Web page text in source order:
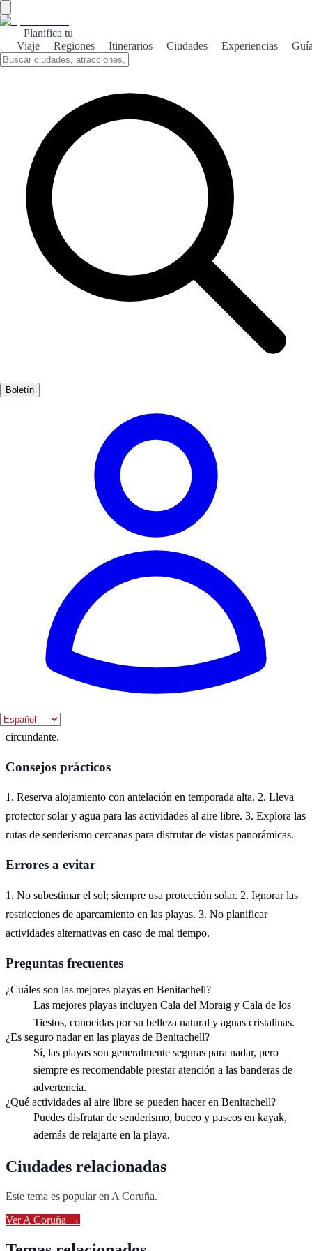
Planifica tu
Viaje
Regiones Itinerarios Ciudades Experiencias
Boletín
Descubre la belleza costera de Benitachell, donde playas de aguas
cristalinas y naturaleza exuberante te esperan para una experiencia
inolvidable.
Sobre el tema
Benitachell, un encantador pueblo en la Costa Blanca, es famoso
por sus impresionantes acantilados y playas de ensueño. Entre sus
joyas, la cala del Moraig destaca por su belleza natural y aguas
turquesas, perfectas para nadar y practicar snorkel. La naturaleza en
Benitachell es un regalo para los sentidos. Sus senderos ofrecen
vistas panorámicas del Mediterráneo y la oportunidad de explorar la
flora y fauna local. Pasear por estos caminos es una experiencia
revitalizante que conecta al visitante con la esencia del lugar.
mediterráneas que complementan perfectamente un día de sol y mar,
haciendo de cada visita una experiencia completa.
Muy Popular Medio
La mejor época para visitar Benitachell es durante los meses de
verano, cuando las temperaturas son cálidas y las playas están en su
mejor momento. Sin embargo, la primavera también ofrece un clima
agradable y menos aglomeraciones.
Dónde vivirlo
Benitachell es un encantador pueblo costero en la Costa Blanca,
la belleza del mar Mediterráneo y la tranquilidad de la naturaleza
circundante.
Consejos prácticos
1. Reserva alojamiento con antelación en temporada alta. 2. Lleva
protector solar y agua para las actividades al aire libre. 3. Explora las
rutas de senderismo cercanas para disfrutar de vistas panorámicas.
Errores a evitar
1. No subestimar el sol; siempre usa protección solar. 2. Ignorar las
restricciones de aparcamiento en las playas. 3. No planificar
actividades alternativas en caso de mal tiempo.
Preguntas frecuentes
¿Cuáles son las mejores playas en Benitachell?
Las mejores playas incluyen Cala del Moraig y Cala de los
Tiestos, conocidas por su belleza natural y aguas cristalinas.
¿Es seguro nadar en las playas de Benitachell?
Sí, las playas son generalmente seguras para nadar, pero
siempre es recomendable prestar atención a las banderas de
advertencia.
¿Qué actividades al aire libre se pueden hacer en Benitachell?
Puedes disfrutar de senderismo, buceo y paseos en kayak,
además de relajarte en la playa.
Ciudades relacionadas
Este tema es popular en A Coruña.
VerA Coruña →